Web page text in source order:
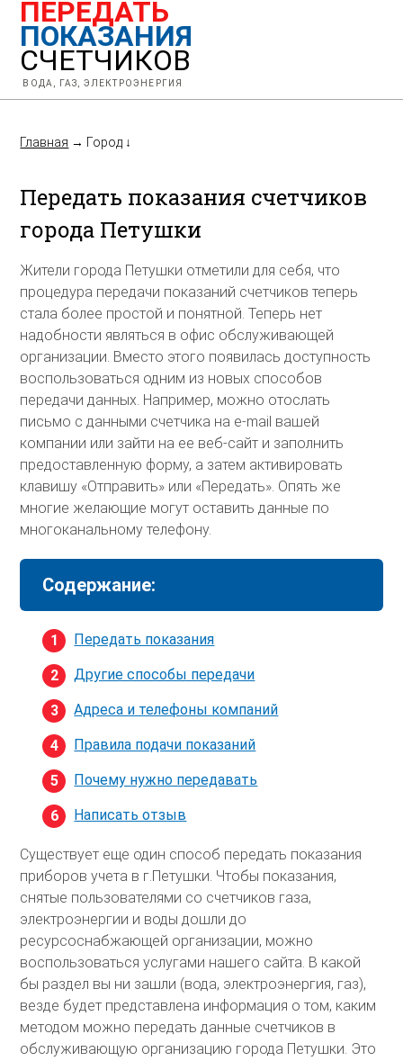
ПЕРЕДАТЬ
ПОКАЗАНИЯ
СЧЕТЧИКОВ
ВОДА, ГАЗ, ЭЛЕКТРОЭНЕРГИЯ
Главная → Город ↓
Передать показания счетчиков
города Петушки
Жители города Петушки отметили для себя, что
процедура передачи показаний счетчиков теперь
стала более простой и понятной. Теперь нет
надобности являться в офис обслуживающей
организации. Вместо этого появилась доступность
воспользоваться одним из новых способов
передачи данных. Например, можно отослать
письмо с данными счетчика на e-mail вашей
компании или зайти на ее веб-сайт и заполнить
предоставленную форму, а затем активировать
клавишу «Отправить» или «Передать». Опять же
многие желающие могут оставить данные по
многоканальному телефону.
Содержание:
Передать показания
Другие способы передачи
Адреса и телефоны компаний
Правила подачи показаний
Почему нужно передавать
Написать отзыв
Существует еще один способ передать показания
приборов учета в г.Петушки. Чтобы показания,
снятые пользователями со счетчиков газа,
электроэнергии и воды дошли до
ресурсоснабжающей организации, можно
воспользоваться услугами нашего сайта. В какой
бы раздел вы ни зашли (вода, электроэнергия, газ),
везде будет представлена информация о том, каким
методом можно передать данные счетчиков в
обслуживающую организацию города Петушки. Это